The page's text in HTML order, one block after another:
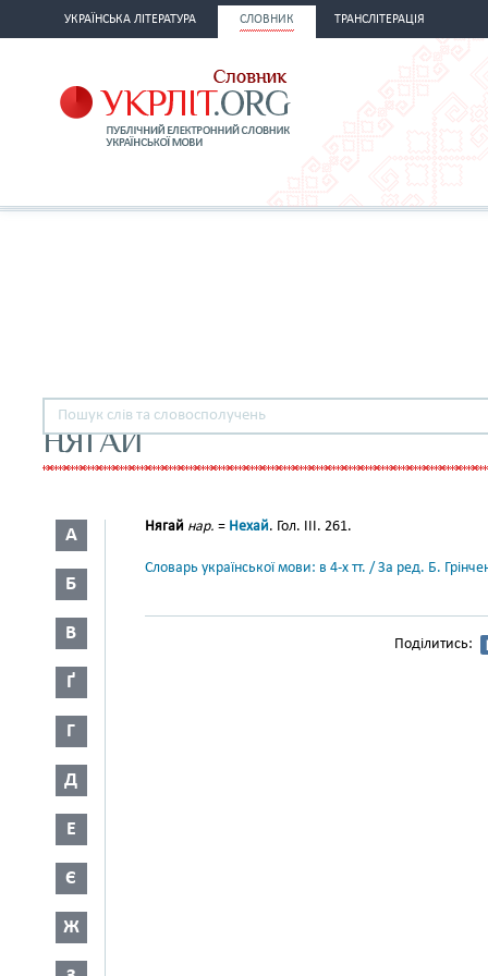
УКРАЇНСЬКА ЛІТЕРАТУРА СЛОВНИК ТРАНСЛІТЕРАЦІЯ
НЯГАЙ
А
Б
В
Ґ
Г
Д
Е
Є
Ж
Нягай нар. = Нехай. Гол. III. 261.
Словарь української мови: в 4-х тт. / За ред. Б.
Поділитись: